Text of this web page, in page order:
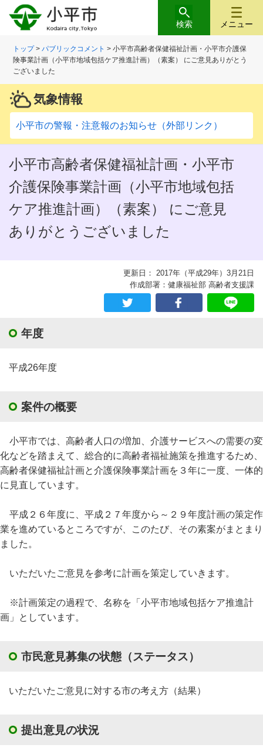
メニュー
検索
トップ>パブリックコメント > 小平市高齢者保健福祉計画・小平市介護保
険事業計画（小平市地域包括ケア推進計画）（素案） にご意見ありがとう
ございました
気象情報
小平市の警報・注意報のお知らせ（外部リンク）
小平市高齢者保健福祉計画・小平市
介護保険事業計画（小平市地域包括
ケア推進計画）（素案） にご意見
ありがとうございました
更新日： 2017年（平成29年）3月21日
作成部署：健康福祉部 高齢者支援課
年度
平成26年度
案件の概要
小平市では、高齢者人口の増加、介護サービスへの需要の変
化などを踏まえて、総合的に高齢者福祉施策を推進するため、
高齢者保健福祉計画と介護保険事業計画を３年に一度、一体的
に見直しています。
平成２６年度に、平成２７年度から～２９年度計画の策定作
業を進めているところですが、このたび、その素案がまとまり
ました。
いただいたご意見を参考に計画を策定していきます。
※計画策定の過程で、名称を「小平市地域包括ケア推進計
画」としています。
市民意見募集の状態（ステータス）
いただいたご意見に対する市の考え方（結果）
提出意見の状況